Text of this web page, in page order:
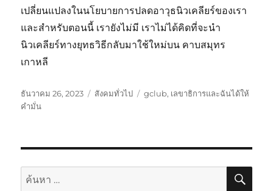
เปลี่ยนแปลงในนโยบายการปลดอาวุธนิวเคลียร์ของเรา
และสำหรับตอนนี้ เรายังไม่มี เราไม่ได้คิดที่จะนำ
นิวเคลียร์ทางยุทธวิธีกลับมาใช้ใหม่บน คาบสมุทร
เกาหลี
เขียน
เมื่อ
ธันวาคม 26, 2023
หมวด
สังคมทั่วไป
ป้าย
gclub, เลขาธิการและฉันได้ให้
คำมั่น
ค้นหา: ค้น